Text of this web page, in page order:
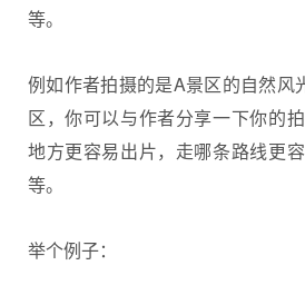
等。
例如作者拍摄的是A景区的自然风
区，你可以与作者分享一下你的
地方更容易出片，走哪条路线更
等。
举个例子：